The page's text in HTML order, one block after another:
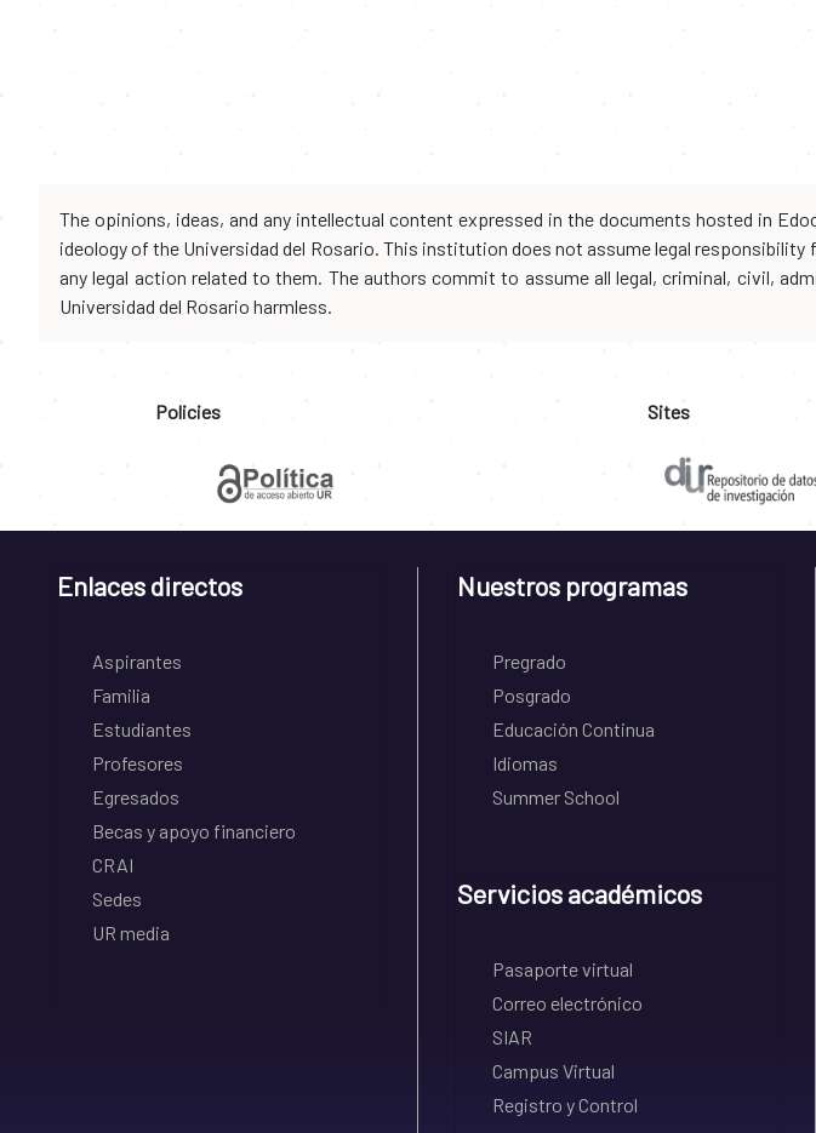
The opinions, ideas, and any intellectual content expressed in the documents hosted in
ideology of the Universidad del Rosario. This institution does not assume legal
any legal action related to them. The authors commit to assume all legal, criminal, civil,
Universidad del Rosario harmless.
Policies Sites
Enlaces directos
Aspirantes
Familia
Estudiantes
Profesores
Egresados
Becas y apoyo financiero
CRAI
Sedes
UR media
Nuestros programas
Pregrado
Posgrado
Educación Continua
Idiomas
Summer School
Servicios académicos
Pasaporte virtual
Correo electrónico
SIAR
Campus Virtual
Registro y Control